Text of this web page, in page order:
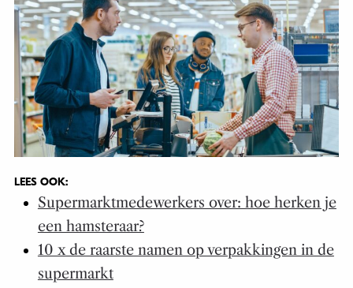
LEES OOK:
Supermarktmedewerkers over: hoe herken je
een hamsteraar?
10 x de raarste namen op verpakkingen in de
supermarkt